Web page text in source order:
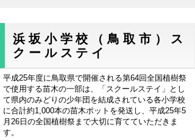
浜坂小学校（鳥取市）ス
クールステイ
平成25年度に鳥取県で開催される第64回全国植樹祭
で使用する苗木の一部は、「スクールステイ」とし
て県内のみどりの少年団を結成されている各小学校
に合計約1,000本の苗木ポットを発送し、平成25年5
月26日の全国植樹祭まで大切に育てていただきま
す。